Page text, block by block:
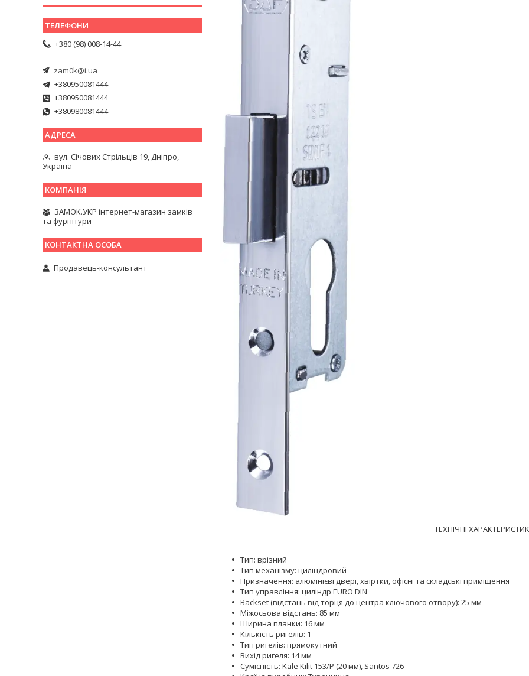
ТЕХНІЧНІ
Тип: врізний
Тип механізму: циліндровий
Призначення: алюмінієві двері, хвіртки, офісні та складські приміщення
Тип управління: циліндр EURO DIN
Backset (відстань від торця до центра ключового отвору): 25 мм
Міжосьова відстань: 85 мм
Ширина планки: 16 мм
Кількість ригелів: 1
Тип ригелів: прямокутний
Вихід ригеля: 14 мм
Сумісність: Kale Kilit 153/P (20 мм), Santos 726
+380 (98) 008-14-44
zam0k@i.ua
+380950081444
+380950081444
+380980081444
вул. Січових Стрільців 19, Дніпро,
Україна
ЗАМОК.УКР інтернет-магазин замків
та фурнітури
Продавець-консультант